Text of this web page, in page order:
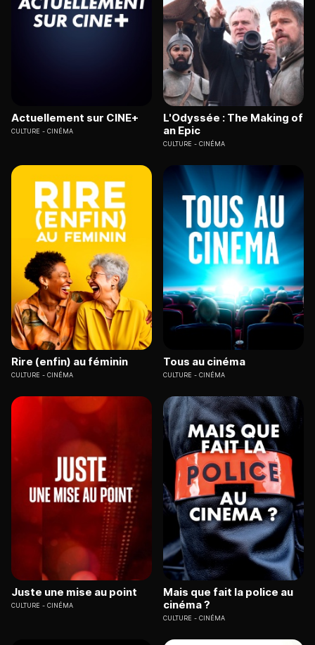
Actuellement sur CINE+
CULTURE CINÉMA
L'Odyssée : The Making of
an Epic
CULTURE CINÉMA
Rire (enfin) au féminin
CULTURE CINÉMA
Tous au cinéma
CULTURE CINÉMA
Juste une mise au point
CULTURE CINÉMA
Mais que fait la police au
cinéma ?
CULTURE CINÉMA